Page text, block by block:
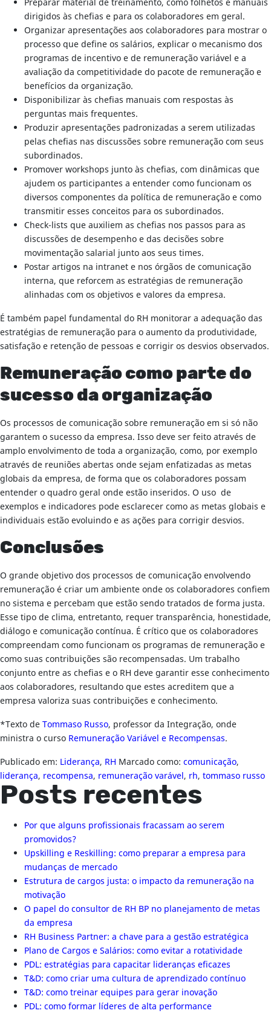
Preparar material de treinamento, como folhetos e manuais
dirigidos às chefias e para os colaboradores em geral.
Organizar apresentações aos colaboradores para mostrar o
processo que define os salários, explicar o mecanismo dos
programas de incentivo e de remuneração variável e a
avaliação da competitividade do pacote de remuneração e
benefícios da organização.
Disponibilizar às chefias manuais com respostas às
perguntas mais frequentes.
Produzir apresentações padronizadas a serem utilizadas
pelas chefias nas discussões sobre remuneração com seus
subordinados.
Promover workshops junto às chefias, com dinâmicas que
ajudem os participantes a entender como funcionam os
diversos componentes da política de remuneração e como
transmitir esses conceitos para os subordinados.
Check-lists que auxiliem as chefias nos passos para as
discussões de desempenho e das decisões sobre
movimentação salarial junto aos seus times.
Postar artigos na intranet e nos órgãos de comunicação
interna, que reforcem as estratégias de remuneração
alinhadas com os objetivos e valores da empresa.
É também papel fundamental do RH monitorar a adequação das
estratégias de remuneração para o aumento da produtividade,
satisfação e retenção de pessoas e corrigir os desvios observados.
Remuneração como parte do
sucesso da organização
Os processos de comunicação sobre remuneração em si só não
garantem o sucesso da empresa. Isso deve ser feito através de
amplo envolvimento de toda a organização, como, por exemplo
através de reuniões abertas onde sejam enfatizadas as metas
globais da empresa, de forma que os colaboradores possam
entender o quadro geral onde estão inseridos. O uso de
exemplos e indicadores pode esclarecer como as metas globais e
individuais estão evoluindo e as ações para corrigir desvios.
Conclusões
O grande objetivo dos processos de comunicação envolvendo
remuneração é criar um ambiente onde os colaboradores confiem
no sistema e percebam que estão sendo tratados de forma justa.
Esse tipo de clima, entretanto, requer transparência, honestidade,
diálogo e comunicação contínua. É crítico que os colaboradores
compreendam como funcionam os programas de remuneração e
como suas contribuições são recompensadas. Um trabalho
conjunto entre as chefias e o RH deve garantir esse conhecimento
aos colaboradores, resultando que estes acreditem que a
empresa valoriza suas contribuições e conhecimento.
*Texto deTommaso Russo, professor da Integração, onde
ministra o curso Remuneração Variável e Recompensas.
Publicado em: Liderança, RH Marcado como: comunicação,
liderança, recompensa, remuneração varável, rh, tommaso russo
Posts recentes
Por que alguns profissionais fracassam ao serem
promovidos?
Upskilling e Reskilling: como preparar a empresa para
mudanças de mercado
Estrutura de cargos justa: o impacto da remuneração na
motivação
O papel do consultor de RH BP no planejamento de metas
da empresa
RH Business Partner: a chave para a gestão estratégica
Plano de Cargos e Salários: como evitar a rotatividade
PDL: estratégias para capacitar lideranças eficazes
T&D: como criar uma cultura de aprendizado contínuo
T&D: como treinar equipes para gerar inovação
PDL: como formar líderes de alta performance